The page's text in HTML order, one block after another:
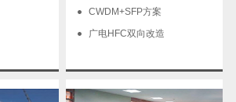
CWDM+SFP方案
广电HFC双向改造